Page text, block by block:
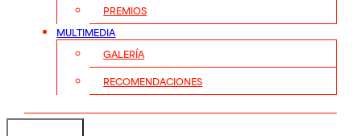
PREMIOS
MULTIMEDIA
GALERÍA
RECOMENDACIONES